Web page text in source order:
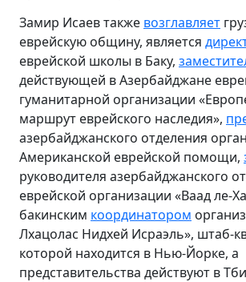
Замир Исаев также возглавляет
еврейскую общину, является
еврейской школы в Баку,
действующей в Азербайджане
гуманитарной организации
маршрут еврейского наследия»,
азербайджанского отделения
Американской еврейской помощи,
руководителя азербайджанского
еврейской организации «Ваад ле-
бакинским координатором
Лхацолас Нидхей Исраэль», штаб-
которой находится в Нью-Йорке, а
представительства действуют в